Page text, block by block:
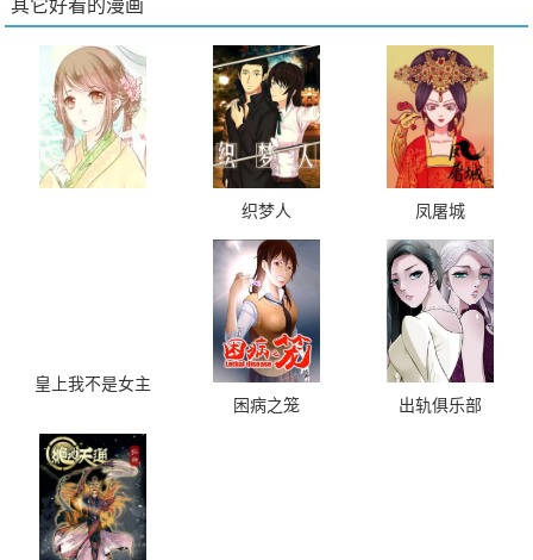
皇上我不是女主
织梦人 凤屠城
困病之笼 出轨俱乐部